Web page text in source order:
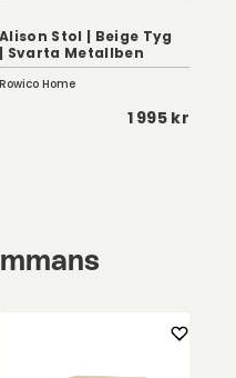
Alison Stol | Beige Tyg
| Svarta Metallben
Rowico Home
1 995 kr